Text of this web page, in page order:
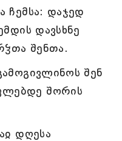
ჩემსა: დაჯედ
დავსხნე
შენთა.
შენ
შორის
დღესა